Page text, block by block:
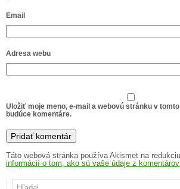
Email
Adresa webu
Uložiť moje meno, e-mail a webovú stránku v
budúce komentáre.
Táto webová stránka používa Akismet na
informácií o tom, ako sú vaše údaje z